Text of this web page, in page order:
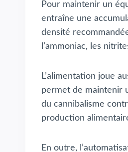
Pour maintenir un
entraîne une
densité
l’ammoniac, les
L’alimentation joue
permet de maintenir
du cannibalisme
production
En outre,